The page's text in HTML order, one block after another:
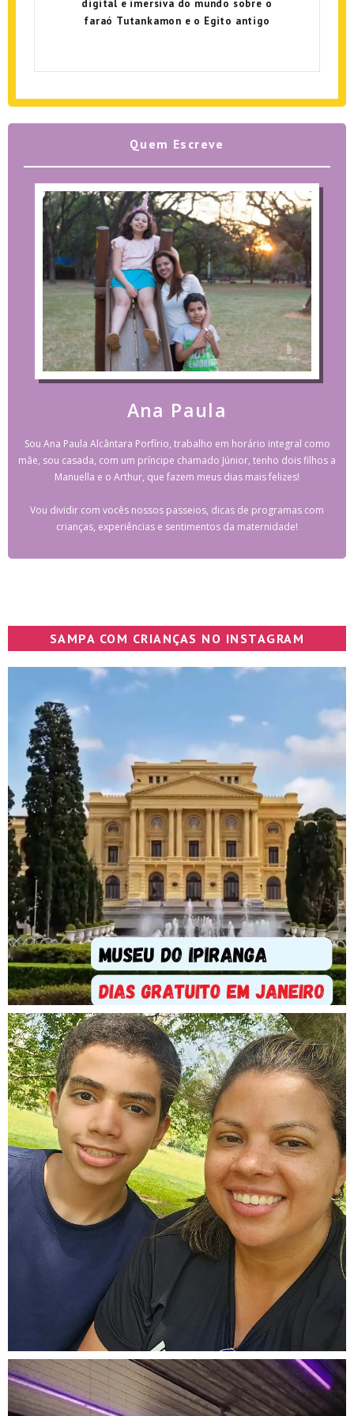
digital e imersiva do mundo sobre o
faraó Tutankamon e o Egito antigo
Quem Escreve
Ana Paula
Sou Ana Paula Alcântara Porfírio, trabalho em horário integral como
mãe, sou casada, com um príncipe chamado Júnior, tenho dois filhos a
Manuella e o Arthur, que fazem meus dias mais felizes!
Vou dividir com vocês nossos passeios, dicas de programas com
crianças, experiências e sentimentos da maternidade!
SAMPA COM CRIANÇAS NO INSTAGRAM